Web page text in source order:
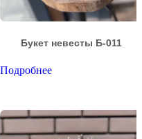
Букет невесты Б-011
Подробнее